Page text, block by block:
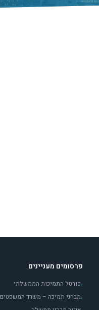
פרסומים מעניינים
›פורטל התמיכות הממשלתי
›מבחני תמיכה – משרד המשפטים